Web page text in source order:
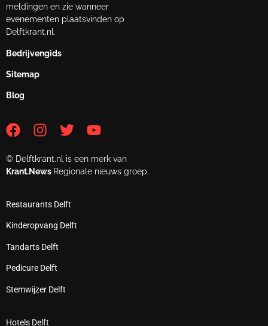
meldingen en zie wanneer
evenementen plaatsvinden op
Delftkrant.nl.
Bedrijvengids
Sitemap
Blog
© Delftkrant.nl is een merk van
Krant.News Regionale nieuws groep.
Restaurants Delft
Kinderopvang Delft
Tandarts Delft
Pedicure Delft
Stemwijzer Delft
Hotels Delft